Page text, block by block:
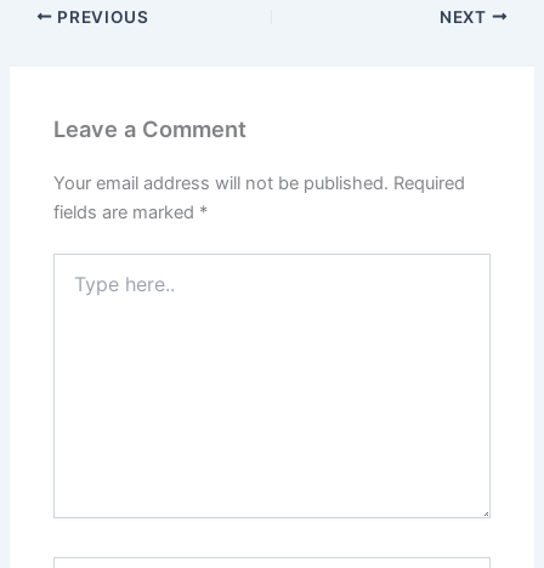
PREVIOUS NEXT
Leave a Comment
Your email address will not be published. Required
fields are marked *
here..